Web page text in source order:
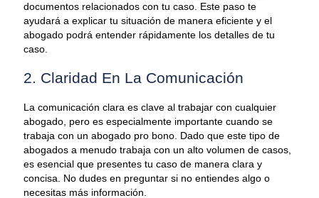
documentos relacionados con tu caso. Este paso te
ayudará a explicar tu situación de manera eficiente y el
abogado podrá entender rápidamente los detalles de tu
caso.
2. Claridad En La Comunicación
La comunicación clara es clave al trabajar con cualquier
abogado, pero es especialmente importante cuando se
trabaja con un abogado pro bono. Dado que este tipo de
abogados a menudo trabaja con un alto volumen de casos,
es esencial que presentes tu caso de manera clara y
concisa. No dudes en preguntar si no entiendes algo o
necesitas más información.